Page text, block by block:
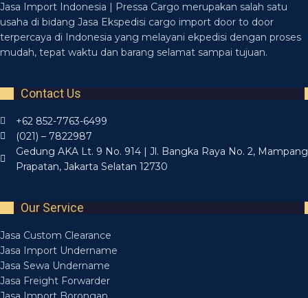
Jasa Import Indonesia | Pressa Cargo merupakan salah satu
usaha di bidang Jasa Ekspedisi cargo import door to door
terpercaya di Indonesia yang melayani ekpedisi dengan proses
mudah, tepat waktu dan barang selamat sampai tujuan.
Contact Us
+62 852-7763-6499
(021) – 7822987
Gedung AKA Lt. 9 No. 914 | Jl. Bangka Raya No. 2, Mampang
Prapatan, Jakarta Selatan 12730
Our Service
Jasa Custom Clearance
Jasa Import Undername
Jasa Sewa Undername
Jasa Freight Forwarder